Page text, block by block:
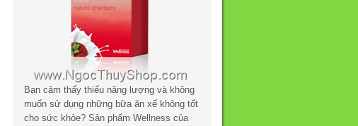
Bạn cảm thấy thiếu năng lượng và không
muốn sử dụng những bữa ăn xế không tốt
cho sức khỏe? Sản phẩm Wellness của